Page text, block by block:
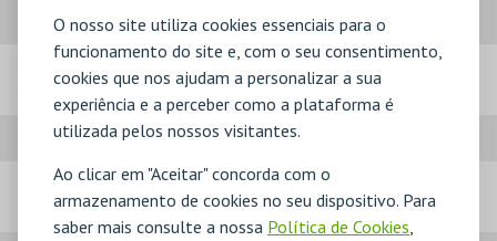
O nosso site utiliza cookies essenciais para o
funcionamento do site e, com o seu consentimento,
cookies que nos ajudam a personalizar a sua
experiência e a perceber como a plataforma é
utilizada pelos nossos visitantes.
Ao clicar em "Aceitar" concorda com o
armazenamento de cookies no seu dispositivo. Para
saber mais consulte a nossa Política de Cookies,
EVENTO?
16. POSSO COMPRAR BILHETES PARA VÁRIOS
17. POSSO DAR OS MEUS BILHETES A OUTRA PESSOA?
18. POSSO IMPRIMIR OS BILHETES A PRETO E
BRANCO?